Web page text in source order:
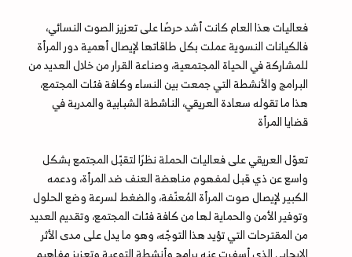
فعاليات هذا العام كانت أشد حرصًا على تعزيز الصوت النسائي،
فالكيانات النسوية عملت بكل طاقاتها لإيصال أهمية دور المرأة
للمشاركة في الحياة المجتمعية، وصناعة القرار من خلال العديد من
البرامج والأنشطة التي جمعت بين النساء وكافة فئات المجتمع،
هذا ما تقوله سعادة العريقي، الناشطة الشبابية والمدربة في
قضايا المرأة
تعوّل العريقي على فعاليات الحملة نظرًا لتقبّل المجتمع بشكل
واسع عن ذي قبل لمفهوم مناهضة العنف ضد المرأة، ودعمه
الكبير لإيصال صوت المرأة المُعنّفة، والضغط لسرعة وضع الحلول
وتوفير الأمن والحماية لها من كافة فئات المجتمع، وتقديم العديد
من المقترحات التي تؤيد هذا التوجّه، وهو ما يدل على مدى الأثر